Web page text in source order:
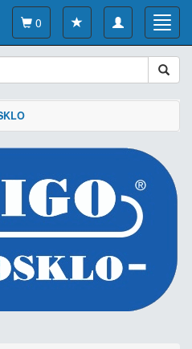
Toggle
navigation
0